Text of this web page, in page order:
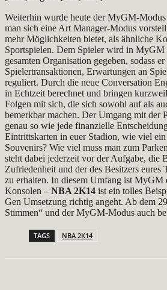
Weiterhin wurde heute der MyGM-
man sich eine Art Manager-Modus
mehr Möglichkeiten bietet, als ähnliche
Sportspielen. Dem Spieler wird in
gesamten Organisation gegeben, sodass
Spielertransaktionen, Erwartungen an
reguliert. Durch die neue Conversation
in Echtzeit berechnet und bringen
Folgen mit sich, die sich sowohl auf als
bemerkbar machen. Der Umgang mit der
genau so wie jede finanzielle
Eintrittskarten in euer Stadion, wie viel
Souvenirs? Wie viel muss man zum
steht dabei jederzeit vor der Aufgabe, die
Zufriedenheit und der des Besitzers eures
zu erhalten. In diesem Umfang ist MyGM
Konsolen – NBA 2K14 ist ein tolles
Gen Umsetzung richtig angeht. Ab dem
Stimmen“ und der MyGM-Modus auch
TAGS NBA 2K14